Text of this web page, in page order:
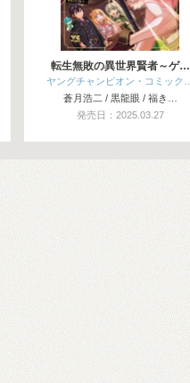
転生無敗の異世界賢者～ゲ…
ヤングチャンピオン・コミック…
蒼月浩二 / 黒龍眼 / 福き…
発売日：2025.03.27